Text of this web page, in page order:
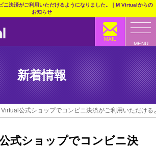
ニ決済がご利用いただけるようになりました。｜M Virtualからの
お知らせ
MENU
MAIL
新着情報
Virtual公式ショップでコンビニ決済がご利用いただける
式ショップでコンビニ決